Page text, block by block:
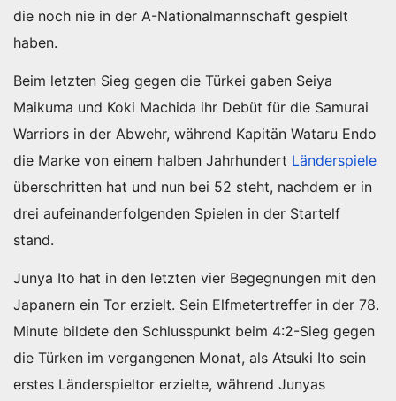
die noch nie in der A-Nationalmannschaft gespielt
haben.
Beim letzten Sieg gegen die Türkei gaben Seiya
Maikuma und Koki Machida ihr Debüt für die Samurai
Warriors in der Abwehr, während Kapitän Wataru Endo
die Marke von einem halben Jahrhundert Länderspiele
überschritten hat und nun bei 52 steht, nachdem er in
drei aufeinanderfolgenden Spielen in der Startelf
stand.
Junya Ito hat in den letzten vier Begegnungen mit den
Japanern ein Tor erzielt. Sein Elfmetertreffer in der 78.
Minute bildete den Schlusspunkt beim 4:2-Sieg gegen
die Türken im vergangenen Monat, als Atsuki Ito sein
erstes Länderspieltor erzielte, während Junyas